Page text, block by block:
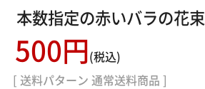
本数指定の赤いバラの花束
500円(税込)
[ 送料パターン 通常送料商品 ]